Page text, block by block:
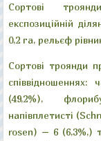
Сортові
експозиційній
0,2 га, рельєф
Сортові троянди
(49,2%),
напівплетисті
rosen) – 6 (6,3%,)